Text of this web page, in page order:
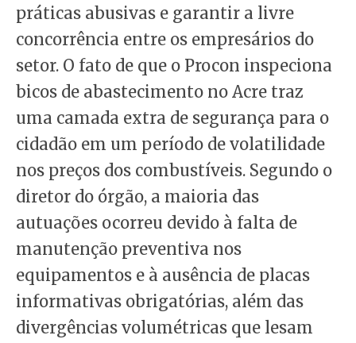
práticas abusivas e garantir a livre
concorrência entre os empresários do
setor. O fato de que o Procon inspeciona
bicos de abastecimento no Acre traz
uma camada extra de segurança para o
cidadão em um período de volatilidade
nos preços dos combustíveis. Segundo o
diretor do órgão, a maioria das
autuações ocorreu devido à falta de
manutenção preventiva nos
equipamentos e à ausência de placas
informativas obrigatórias, além das
divergências volumétricas que lesam